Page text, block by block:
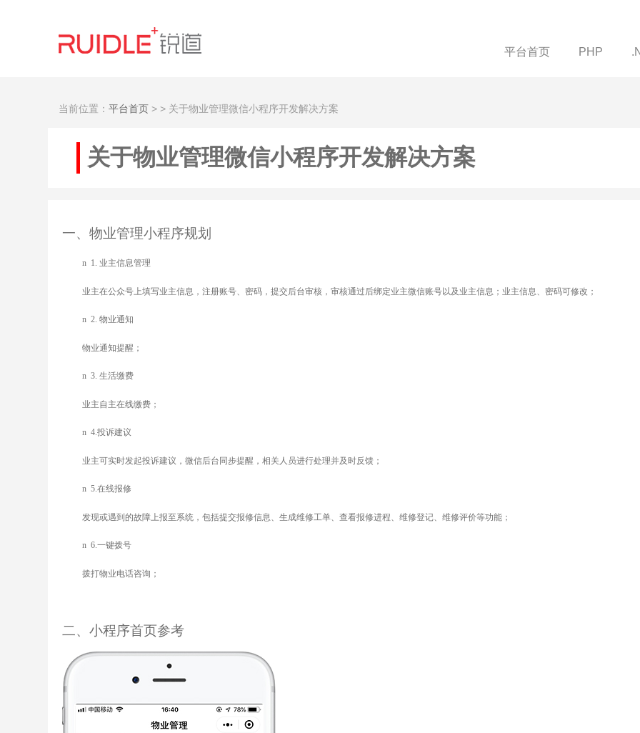
平台首页 PHP
当前位置： 平台首页 > > 关于物业管理微信小程序开发解决方案
关于物业管理微信小程序开发解决方案
一、物业管理小程序规划
n 1. 业主信息管理
业主在公众号上填写业主信息，注册账号、密码，提交后台审核，审核通过后绑定业主微信账号以及业主信息；业主信息、密码可修改；
n 2. 物业通知
物业通知提醒；
n 3. 生活缴费
业主自主在线缴费；
n 4.投诉建议
业主可实时发起投诉建议，微信后台同步提醒，相关人员进行处理并及时反馈；
n 5.在线报修
发现或遇到的故障上报至系统，包括提交报修信息、生成维修工单、查看报修进程、维修登记、维修评价等功能；
n 6.一键拨号
拨打物业电话咨询；
二、小程序首页参考